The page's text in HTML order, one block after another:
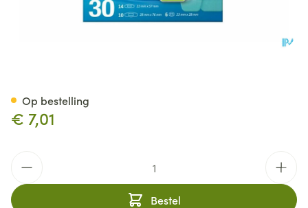
€ 7,01
Bestel
Op bestelling